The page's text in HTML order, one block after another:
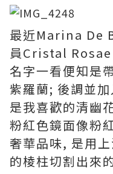
最近Marina De
員Cristal
名字一看便知是
紫羅蘭; 後調並
是我喜歡的清幽
粉紅色鏡面像粉
奢華品味, 是用
的棱柱切割出來